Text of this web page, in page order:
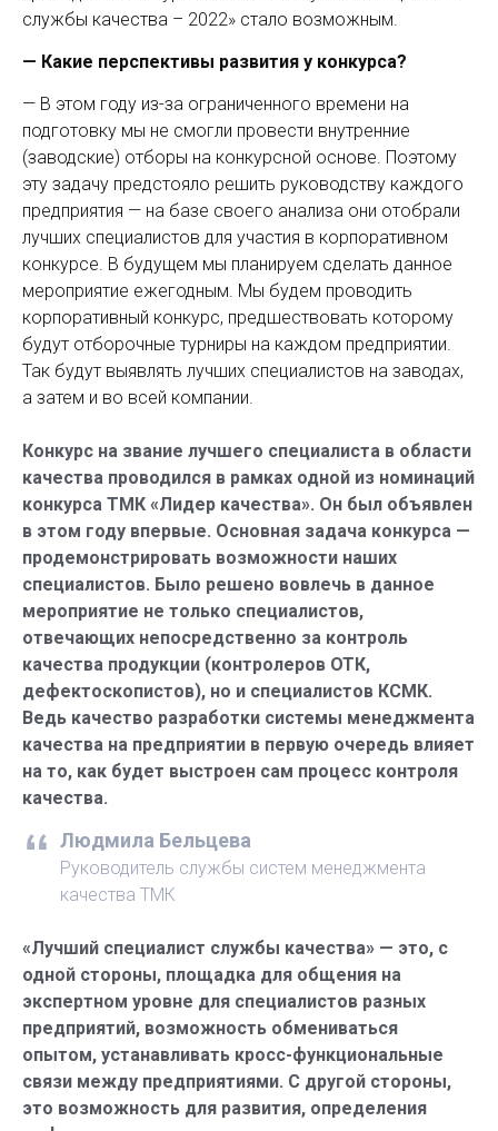
службы качества – 2022» стало возможным.
— Какие перспективы развития у конкурса?
— В этом году из-за ограниченного времени на
подготовку мы не смог­ли провести внутренние
(заводские) отборы на конкурсной основе. Поэтому
эту задачу предстояло решить руководству каждого
предприятия — на базе своего анализа они отобрали
лучших специалистов для участия в корпоративном
конкурсе. В будущем мы планируем сделать данное
мероприятие ежегодным. Мы будем проводить
корпоративный конкурс, предшествовать которому
будут отборочные турниры на каждом предприятии.
Так будут выявлять лучших специалистов на заводах,
а затем и во всей компании.
Конкурс на звание лучшего специалиста в области
качества проводился в рамках одной из номинаций
конкурса ТМК «Лидер качества». Он был объявлен
в этом году впервые. Основная задача конкурса —
продемонстрировать возможности наших
специалистов. Было решено вовлечь в данное
мероприятие не только специалистов,
отвечающих непосредственно за контроль
качества продукции (контролеров ОТК,
дефектоскопистов), но и специалистов КСМК.
Ведь качество разработки системы менеджмента
качества на предприятии в первую очередь влияет
на то, как будет выстроен сам процесс контроля
качества.
Людмила Бельцева
Руководитель службы систем менеджмента
качества ТМК
«Лучший специалист службы качества» — это, с
одной стороны, площадка для общения на
экспертном уровне для специалистов разных
предприятий, возможность обмениваться
опытом, устанавливать кросс-функциональные
связи между предприятиями. С другой стороны,
это возможность для развития, определения